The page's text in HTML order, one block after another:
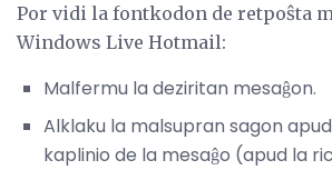
Por vidi la fontkodon de retpoŝta
Windows Live Hotmail:
Malfermu la deziritan mesaĝon.
Alklaku la malsupran sagon apud
kaplinio de la mesaĝo (apud la